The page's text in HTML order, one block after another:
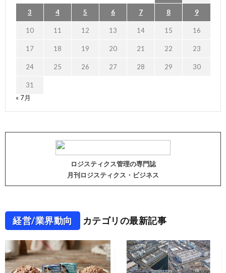
3 4 5 6 7 8 9
10 11 12 13 14 15 16
17 18 19 20 21 22 23
24 25 26 27 28 29 30
31
« 7月
ロジスティクス管理の専門誌
月刊ロジスティクス・ビジネス
経営/業界動向 カテゴリの最新記事